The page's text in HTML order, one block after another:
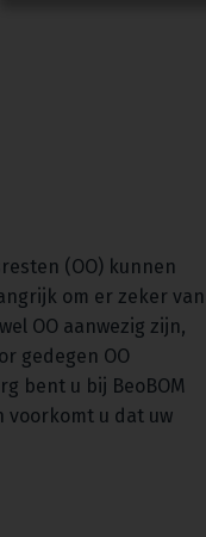
(OO) kunnen
om er zeker van
OO aanwezig zijn,
gedegen OO
bent u bij BeoBOM
voorkomt u dat uw